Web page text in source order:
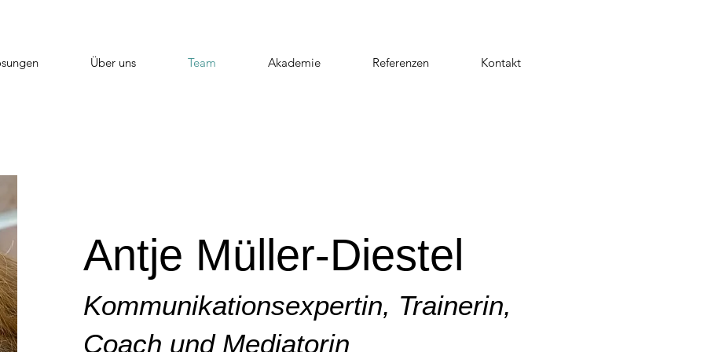
Über uns Team Akademie Referenzen Kontakt
Antje Müller-Diestel
Kommunikationsexpertin, Trainerin,
Coach und Mediatorin